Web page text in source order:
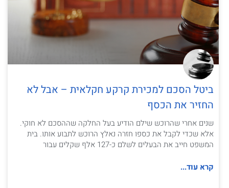
ביטל הסכם למכירת קרקע חקלאית – אבל לא
החזיר את הכסף
שנים אחרי שהרוכש שילם הודיע בעל החלקה שההסכם לא חוקי.
אלא שכדי לקבל את כספו חזרה נאלץ הרוכש לתבוע אותו. בית
המשפט חייב את הבעלים לשלם כ-127 אלף שקלים עבור
קרא עוד...